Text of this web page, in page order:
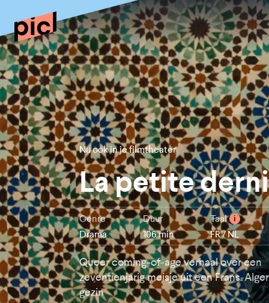
Nu ook in je filmtheater
La petite
Genre
Drama
Duur
106 min
Taal i
FR / NL
Queer coming-of-age verhaal over een
zeventienjarig meisje uit een Frans-
gezin